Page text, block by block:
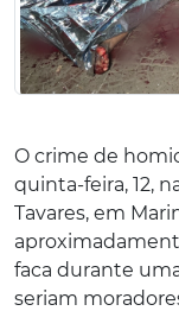
O crime de
quinta-feira, 12,
Tavares, em
faca durante
seriam